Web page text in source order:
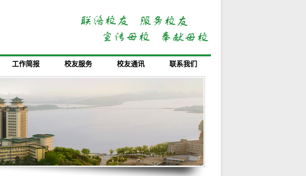
工作简报 校友服务 校友通讯 联系我们